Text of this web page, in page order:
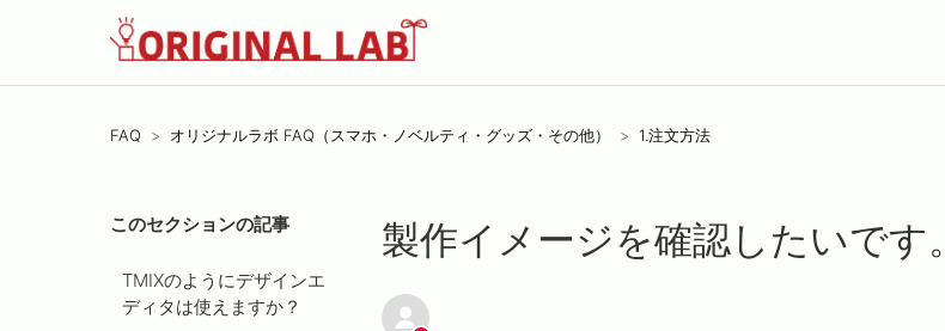
FAQ オリジナルラボ FAQ（スマホ・ノベルティ・グッズ・その他） 1.注文方法
このセクションの記事
TMIXのようにデザインエ
ディタは使えますか？
製作イメージを確認したいです。